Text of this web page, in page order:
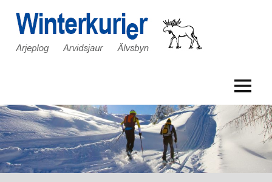
Inhalt
springen
Menü